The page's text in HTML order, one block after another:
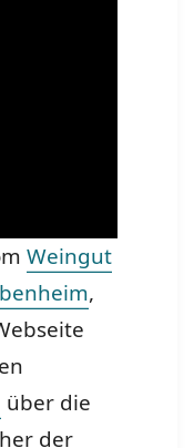
Weingut
,
über die
der